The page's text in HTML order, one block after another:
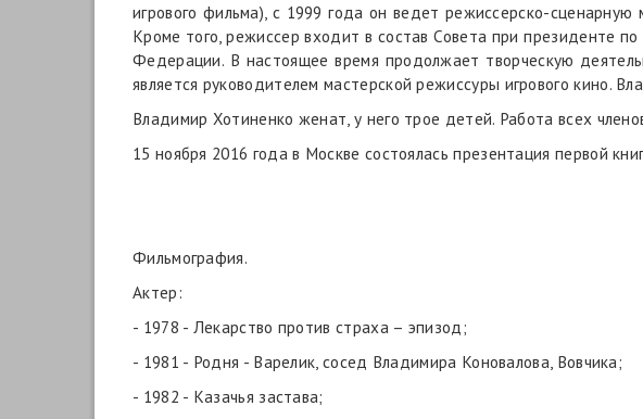
игрового фильма), с 1999 года он ведет режиссерско-
Кроме того, режиссер входит в состав Совета при президенте
Федерации. В настоящее время продолжает творческую
является руководителем мастерской режиссуры игрового кино.
Владимир Хотиненко женат, у него трое детей. Работа всех
15 ноября 2016 года в Москве состоялась презентация первой
Фильмография.
Актер:
- 1978 - Лекарство против страха – эпизод;
- 1981 - Родня - Варелик, сосед Владимира Коновалова, Вовчика;
- 1982 - Казачья застава;